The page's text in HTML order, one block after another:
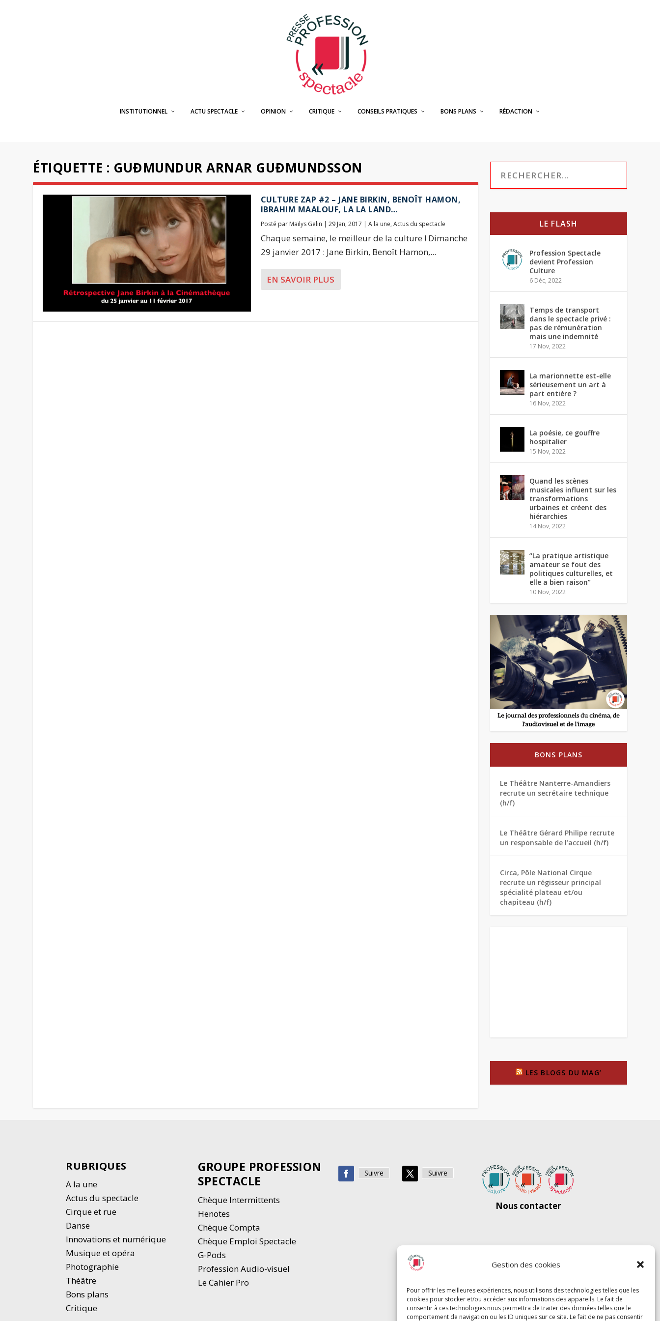
Gestion des cookies
Pour offrir les meilleures expériences, nous utilisons des technologies telles que les
cookies pour stocker et/ou accéder aux informations des appareils. Le fait de
consentir à ces technologies nous permettra de traiter des données telles que le
comportement de navigation ou les ID uniques sur ce site. Le fait de ne pas consentir
INSTITUTIONNEL ACTU SPECTACLE OPINION CRITIQUE CONSEILS PRATIQUES BONS PLANS RÉDACTION
ÉTIQUETTE : GUÐMUNDUR ARNAR GUÐMUNDSSON
CULTURE ZAP #2 – JANE BIRKIN, BENOÎT HAMON,
IBRAHIM MAALOUF, LA LA LAND…
Posté par Maïlys Gelin | 29 Jan, 2017 | A la une, Actus du spectacle
Chaque semaine, le meilleur de la culture ! Dimanche
29 janvier 2017 : Jane Birkin, Benoît Hamon,...
EN SAVOIR PLUS
LE FLASH
Profession Spectacle
devient Profession
Culture
6 Déc, 2022
Temps de transport
dans le spectacle privé :
pas de rémunération
mais une indemnité
17 Nov, 2022
La marionnette est-elle
sérieusement un art à
part entière ?
16 Nov, 2022
La poésie, ce gouffre
hospitalier
15 Nov, 2022
Quand les scènes
musicales influent sur les
transformations
urbaines et créent des
hiérarchies
14 Nov, 2022
“La pratique artistique
amateur se fout des
politiques culturelles, et
elle a bien raison”
10 Nov, 2022
BONS PLANS
Le Théâtre Nanterre-Amandiers
recrute un secrétaire technique
(h/f)
Le Théâtre Gérard Philipe recrute
un responsable de l’accueil (h/f)
Circa, Pôle National Cirque
recrute un régisseur principal
spécialité plateau et/ou
chapiteau (h/f)
LES BLOGS DU MAG’
RUBRIQUES
A la une
Actus du spectacle
Cirque et rue
Danse
Innovations et numérique
Musique et opéra
Photographie
Théâtre
Bons plans
Critique
GROUPE PROFESSION
SPECTACLE
Chèque Intermittents
Henotes
Chèque Compta
Chèque Emploi Spectacle
G-Pods
Profession Audio-visuel
Le Cahier Pro
Suivre Suivre
Nous contacter